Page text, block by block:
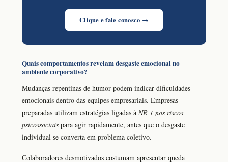
Clique e fale conosco →
Quais comportamentos revelam desgaste emocional no
ambiente corporativo?
Mudanças repentinas de humor podem indicar dificuldades
emocionais dentro das equipes empresariais. Empresas
preparadas utilizam estratégias ligadas à NR 1 nos riscos
psicossociais para agir rapidamente, antes que o desgaste
individual se converta em problema coletivo.
Colaboradores desmotivados costumam apresentar queda